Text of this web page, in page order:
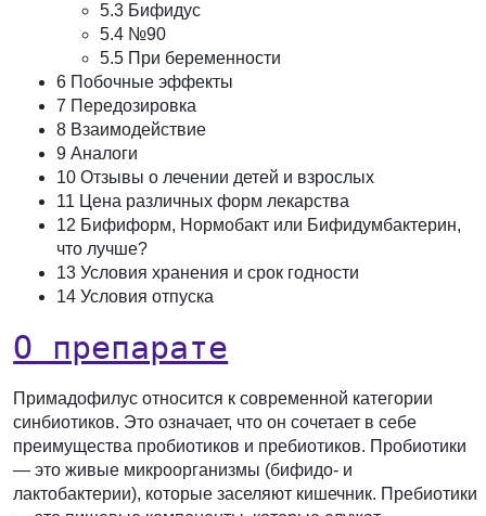
5.3 Бифидус
5.4 №90
5.5 При беременности
6 Побочные эффекты
7 Передозировка
8 Взаимодействие
9 Аналоги
10 Отзывы о лечении детей и взрослых
11 Цена различных форм лекарства
12 Бифиформ, Нормобакт или Бифидумбактерин,
что лучше?
13 Условия хранения и срок годности
14 Условия отпуска
О препарате
Примадофилус относится к современной категории
синбиотиков. Это означает, что он сочетает в себе
преимущества пробиотиков и пребиотиков. Пробиотики
— это живые микроорганизмы (бифидо- и
лактобактерии), которые заселяют кишечник. Пребиотики